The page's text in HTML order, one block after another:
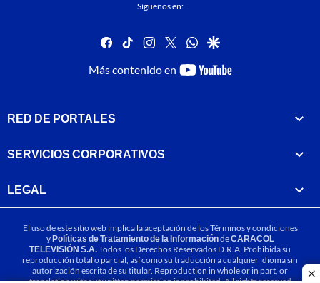
Síguenos en:
facebook
tiktok instagram
twitterwhatsapp
google
Más contenido en
youtube-
RED DE PORTALES
SERVICIOS CORPORATIVOS
LEGAL
El uso de este sitio web implica la aceptación de losTérminos y condiciones
yPolíticas de Tratamiento de la InformacióndeCARACOL
TELEVISIÓN S.A.Todos los Derechos Reservados D.R.A. Prohibida su
reproducción total o parcial, así como su traducción a cualquier idioma sin
autorización escrita de su titular. Reproduction in whole or in part, or